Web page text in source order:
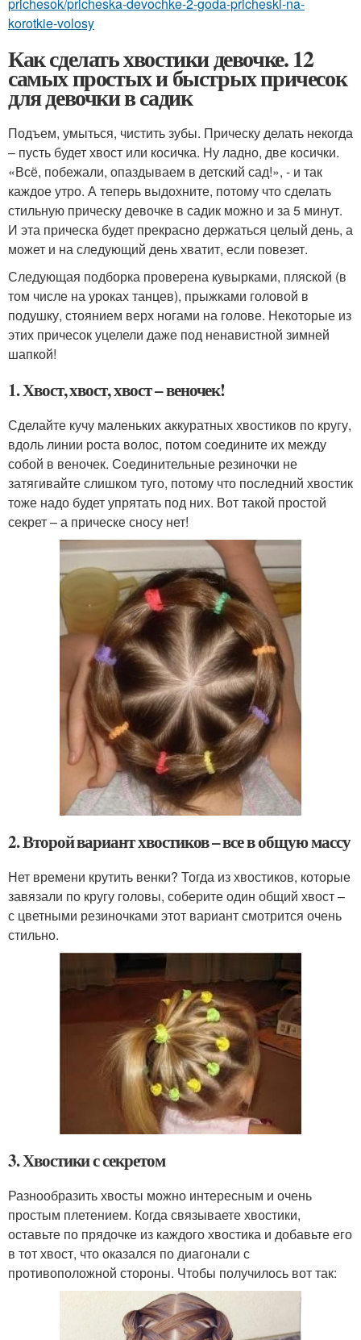
korotkie-volosy
Как сделать хвостики девочке. 12
самых простых и быстрых причесок
для девочки в садик
Подъем, умыться, чистить зубы. Прическу делать некогда
– пусть будет хвост или косичка. Ну ладно, две косички.
«Всё, побежали, опаздываем в детский сад!», - и так
каждое утро. А теперь выдохните, потому что сделать
стильную прическу девочке в садик можно и за 5 минут.
И эта прическа будет прекрасно держаться целый день, а
может и на следующий день хватит, если повезет.
Следующая подборка проверена кувырками, пляской (в
том числе на уроках танцев), прыжками головой в
подушку, стоянием верх ногами на голове. Некоторые из
этих причесок уцелели даже под ненавистной зимней
шапкой!
1. Хвост, хвост, хвост – веночек!
Сделайте кучу маленьких аккуратных хвостиков по кругу,
вдоль линии роста волос, потом соедините их между
собой в веночек. Соединительные резиночки не
затягивайте слишком туго, потому что последний хвостик
тоже надо будет упрятать под них. Вот такой простой
секрет – а прическе сносу нет!
2. Второй вариант хвостиков – все в общую массу
Нет времени крутить венки? Тогда из хвостиков, которые
завязали по кругу головы, соберите один общий хвост –
с цветными резиночками этот вариант смотрится очень
стильно.
3. Хвостики с секретом
Разнообразить хвосты можно интересным и очень
простым плетением. Когда связываете хвостики,
оставьте по прядочке из каждого хвостика и добавьте его
в тот хвост, что оказался по диагонали с
противоположной стороны. Чтобы получилось вот так: